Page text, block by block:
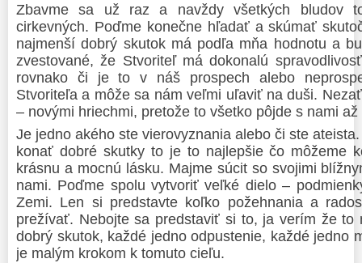
Zbavme sa už raz a navždy všetkých bludov
cirkevných. Poďme konečne hľadať a skúmať
najmenší dobrý skutok má podľa mňa hodnotu a
zvestované, že Stvoriteľ má dokonalú
rovnako či je to v náš prospech alebo
Stvoriteľa a môže sa nám veľmi uľaviť na duši.
– novými hriechmi, pretože to všetko pôjde s nami
Je jedno akého ste vierovyznania alebo či ste
konať dobré skutky to je to najlepšie čo môžeme
krásnu a mocnú lásku. Majme súcit so svojimi
nami. Poďme spolu vytvoriť veľké dielo –
Zemi. Len si predstavte koľko požehnania a
prežívať. Nebojte sa predstaviť si to, ja verím že to
dobrý skutok, každé jedno odpustenie, každé jedno
je malým krokom k tomuto cieľu.